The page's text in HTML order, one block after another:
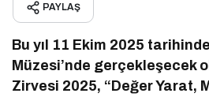
PAYLAŞ
Bu yıl 11 Ekim 2025
Müzesi’nde gerçekleşecek
Zirvesi 2025, “Değer Yarat,